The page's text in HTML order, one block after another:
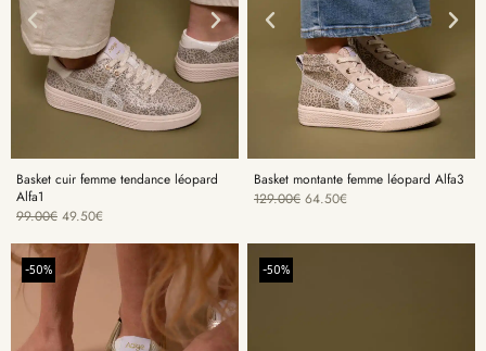
Basket cuir femme tendance léopard
Alfa1
99.00€ 49.50€
Basket montante femme léopard Alfa3
129.00€ 64.50€
-50% -50%